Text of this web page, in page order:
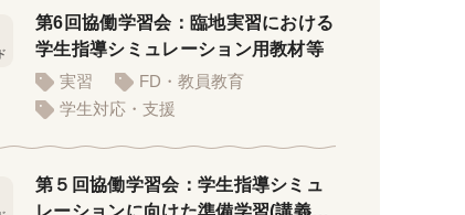
第6回協働学習会：臨地実習における
学生指導シミュレーション用教材等
実習
FD・教員教育
学生対応・支援
第５回協働学習会：学生指導シミュ
レーションに向けた準備学習(講義者